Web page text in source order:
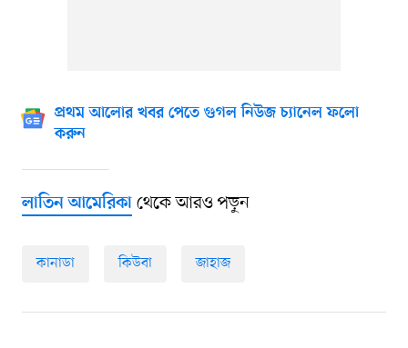
প্রথম আলোর খবর পেতে গুগল নিউজ চ্যানেল ফলো
করুন
লাতিন আমেরিকাথেকে আরও পড়ুন
কানাডা কিউবা জাহাজ